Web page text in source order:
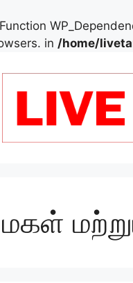
in /home/
மகள்